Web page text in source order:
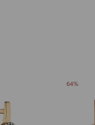
64%
доставка